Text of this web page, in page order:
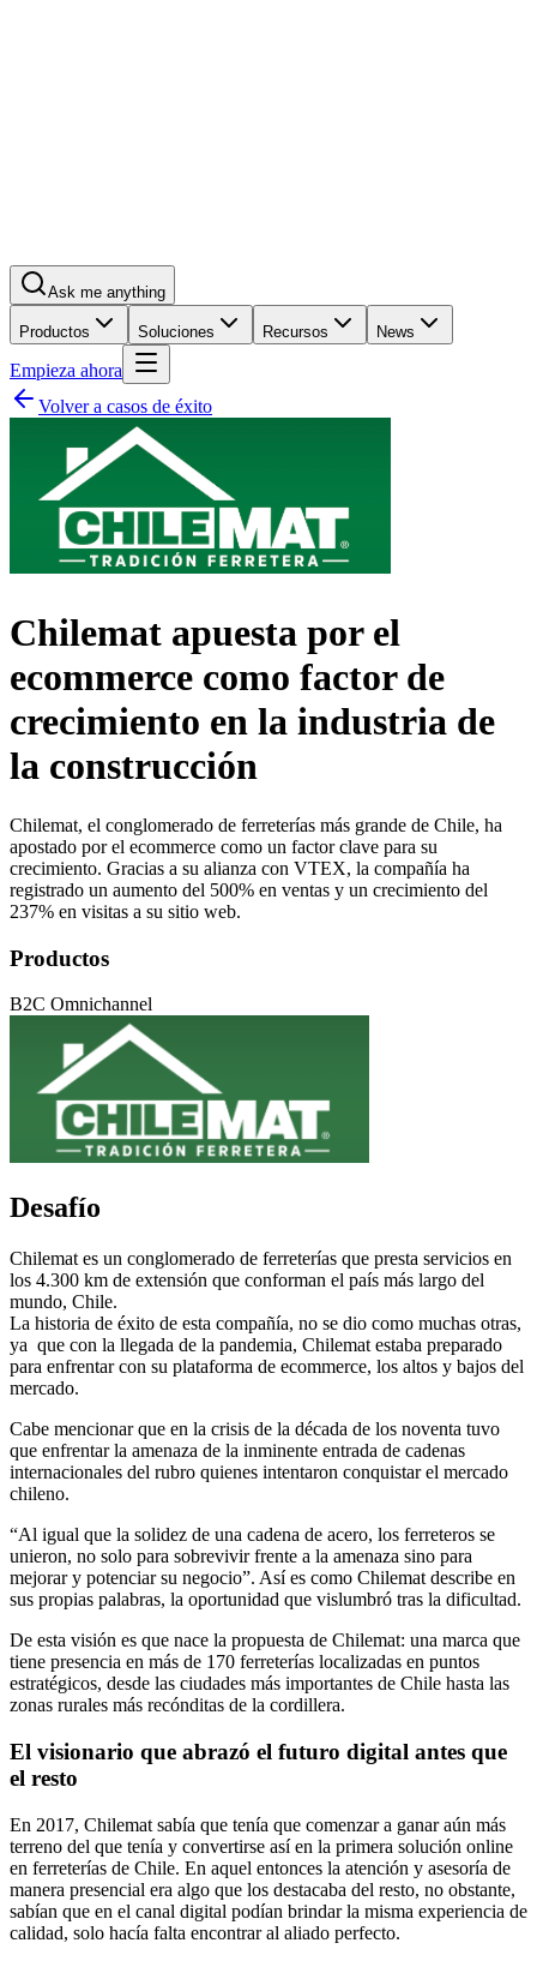
Ask me anything
Productos Soluciones Recursos News
Empieza ahora
Volver a casos de éxito
Chilemat apuesta por el
ecommerce como factor de
crecimiento en la industria de
la construcción
Chilemat, el conglomerado de ferreterías más grande de Chile, ha
apostado por el ecommerce como un factor clave para su
crecimiento. Gracias a su alianza con VTEX, la compañía ha
registrado un aumento del 500% en ventas y un crecimiento del
237% en visitas a su sitio web.
Productos
B2C Omnichannel
Desafío
Chilemat es un conglomerado de ferreterías que presta servicios en
los 4.300 km de extensión que conforman el país más largo del
mundo, Chile.
La historia de éxito de esta compañía, no se dio como muchas otras,
ya que con la llegada de la pandemia, Chilemat estaba preparado
para enfrentar con su plataforma de ecommerce, los altos y bajos del
mercado.
Cabe mencionar que en la crisis de la década de los noventa tuvo
que enfrentar la amenaza de la inminente entrada de cadenas
internacionales del rubro quienes intentaron conquistar el mercado
chileno.
“Al igual que la solidez de una cadena de acero, los ferreteros se
unieron, no solo para sobrevivir frente a la amenaza sino para
mejorar y potenciar su negocio”. Así es como Chilemat describe en
sus propias palabras, la oportunidad que vislumbró tras la dificultad.
De esta visión es que nace la propuesta de Chilemat: una marca que
tiene presencia en más de 170 ferreterías localizadas en puntos
estratégicos, desde las ciudades más importantes de Chile hasta las
zonas rurales más recónditas de la cordillera.
El visionario que abrazó el futuro digital antes que
el resto
En 2017, Chilemat sabía que tenía que comenzar a ganar aún más
terreno del que tenía y convertirse así en la primera solución online
en ferreterías de Chile. En aquel entonces la atención y asesoría de
manera presencial era algo que los destacaba del resto, no obstante,
sabían que en el canal digital podían brindar la misma experiencia de
calidad, solo hacía falta encontrar al aliado perfecto.